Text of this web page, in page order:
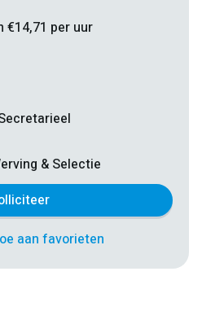
€14,71 per uur
& Selectie
aan favorieten